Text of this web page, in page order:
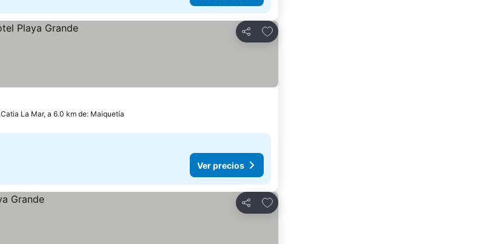
Compartir
Agregar a favoritos
Catia La Mar, a 6.0 km de: Maiquetía
Ver precios
Compartir
Agregar a favoritos